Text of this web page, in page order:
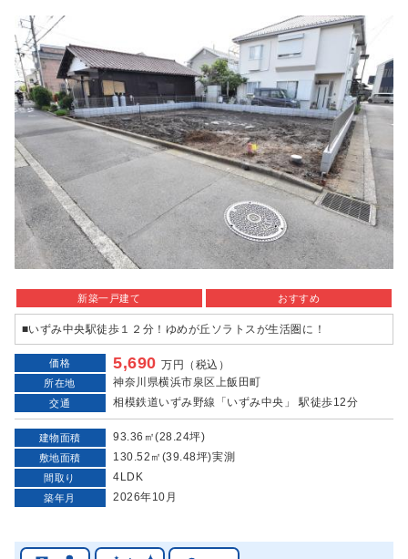
新築一戸建て おすすめ
■いずみ中央駅徒歩１２分！ゆめが丘ソラトスが生活圏に！
価格 5,690万円（税込）
所在地 神奈川県横浜市泉区上飯田町
交通 相模鉄道いずみ野線「いずみ中央」 駅徒歩12分
建物面積 93.36㎡(28.24坪)
敷地面積 130.52㎡(39.48坪)実測
間取り 4LDK
築年月 2026年10月